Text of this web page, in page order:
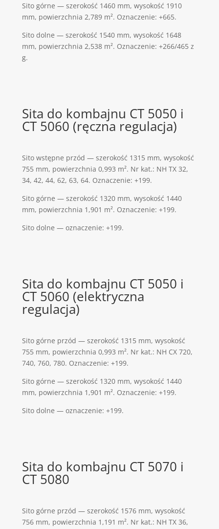
Sito górne — szerokość 1460 mm, wysokość 1910
mm, powierzchnia 2,789 m². Oznaczenie: +665.
Sito dolne — szerokość 1540 mm, wysokość 1648
mm, powierzchnia 2,538 m². Oznaczenie: +266/465 z
g.
Sita do kombajnu CT 5050 i
CT 5060 (ręczna regulacja)
Sito wstępne przód — szerokość 1315 mm, wysokość
755 mm, powierzchnia 0,993 m². Nr kat.: NH TX 32,
34, 42, 44, 62, 63, 64. Oznaczenie: +199.
Sito górne — szerokość 1320 mm, wysokość 1440
mm, powierzchnia 1,901 m². Oznaczenie: +199.
Sito dolne — oznaczenie: +199.
Sita do kombajnu CT 5050 i
CT 5060 (elektryczna
regulacja)
Sito górne przód — szerokość 1315 mm, wysokość
755 mm, powierzchnia 0,993 m². Nr kat.: NH CX 720,
740, 760, 780. Oznaczenie: +199.
Sito górne — szerokość 1320 mm, wysokość 1440
mm, powierzchnia 1,901 m². Oznaczenie: +199.
Sito dolne — oznaczenie: +199.
Sita do kombajnu CT 5070 i
CT 5080
Sito górne przód — szerokość 1576 mm, wysokość
756 mm, powierzchnia 1,191 m². Nr kat.: NH TX 36,